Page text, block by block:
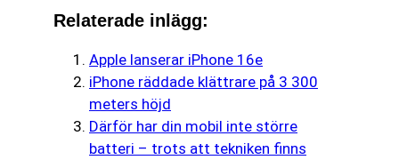
Relaterade inlägg:
Apple lanserar iPhone 16e
iPhone räddade klättrare på 3 300
meters höjd
Därför har din mobil inte större
batteri – trots att tekniken finns